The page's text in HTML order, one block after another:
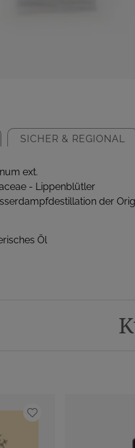
SICHER & REGIONAL
ext.
- Lippenblütler
der
Öl